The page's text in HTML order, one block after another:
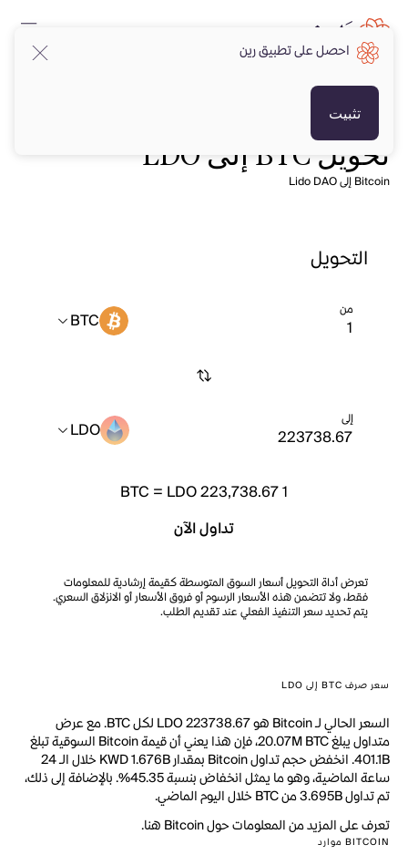
تحويل BTC إلى LDO
Bitcoin إلى Lido DAO
التحويل
من BTC
إلى LDO
1
BTC = LDO 223,738.67
تداول الآن
تعرض أداة التحويل أسعار السوق المتوسطة كقيمة إرشادية للمعلومات
فقط، ولا تتضمن هذه الأسعار الرسوم أو فروق الأسعار أو الانزلاق السعري.
يتم تحديد سعر التنفيذ الفعلي عند تقديم الطلب.
سعر صرف BTC إلى LDO
السعر الحالي لـ Bitcoin هو LDO 223738.67 لكل BTC. مع عرض
متداول يبلغ 20.07M BTC، فإن هذا يعني أن قيمة Bitcoin السوقية تبلغ
401.1B. انخفض حجم تداول Bitcoin بمقدار KWD 1.676B خلال الـ 24
ساعة الماضية، وهو ما يمثل انخفاض بنسبة 45.35%. بالإضافة إلى ذلك،
تم تداول 3.695B من BTC خلال اليوم الماضي.
تعرف على المزيد من المعلومات حول Bitcoin هنا.
BITCOIN موارد
احصل على تطبيق رين
تثبيت